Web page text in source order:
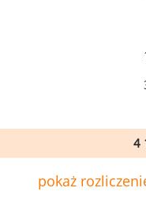
4
pokaż